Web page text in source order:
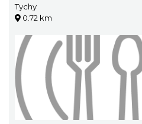
Tychy
0.72 km